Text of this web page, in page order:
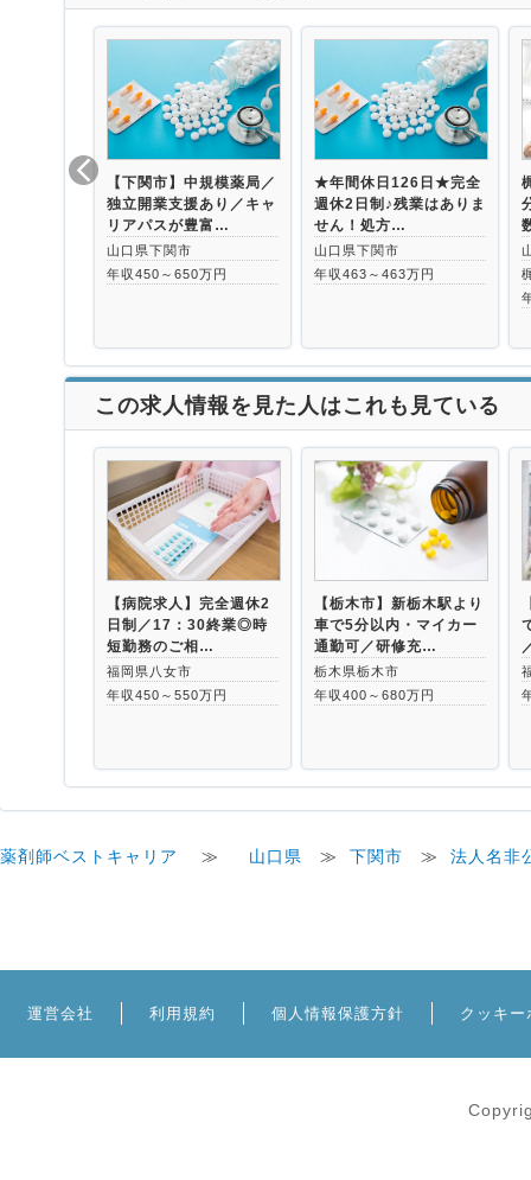
【下関市】中規模薬局／
独立開業支援あり／キャ
リアパスが豊富…
山口県下関市
年収450～650万円
★年間休日126日★完全
週休2日制♪残業はありま
せん！処方…
山口県下関市
年収463～463万円
この求人情報を見た人はこれも見ている
【病院求人】完全週休2
日制／17：30終業◎時
短勤務のご相…
福岡県八女市
年収450～550万円
【栃木市】新栃木駅より
車で5分以内・マイカー
通勤可／研修充…
栃木県栃木市
年収400～680万円
薬剤師ベストキャリア ≫ 山口県 ≫ 下関市 ≫ 法人名非
運営会社 利用規約 個人情報保護方針 クッキー